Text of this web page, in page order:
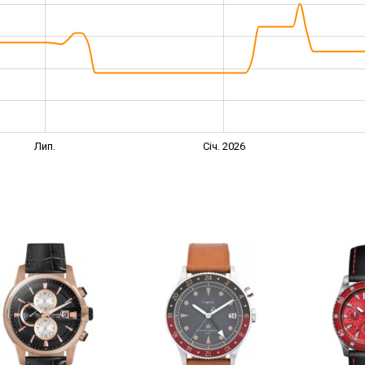
Лип. Січ. 2026